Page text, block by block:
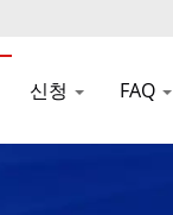
신청 FAQ